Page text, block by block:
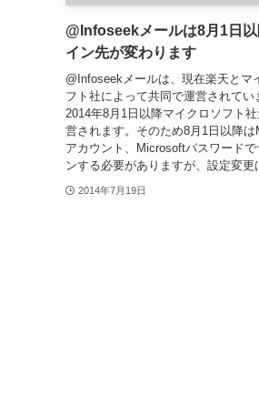
@Infoseekメールは8月1日
イン先が変わります
@Infoseekメールは、現在楽天とマ
フト社によって共同で運営されてい
2014年8月1日以降マイクロソフト
営されます。そのため8月1日以降
アカウント、Microsoftパスワードで
ンする必要がありますが、設定変更
2014年7月19日